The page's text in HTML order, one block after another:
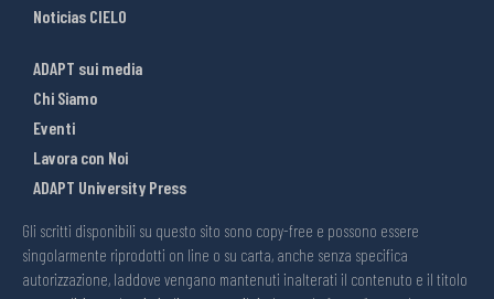
Noticias CIELO
ADAPT sui media
Chi Siamo
Eventi
Lavora con Noi
ADAPT University Press
Gli scritti disponibili su questo sito sono copy-free e possono essere
singolarmente riprodotti on line o su carta, anche senza specifica
autorizzazione, laddove vengano mantenuti inalterati il contenuto e il titolo